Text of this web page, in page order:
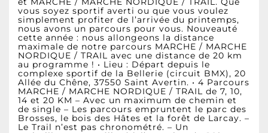
vous soyez sportif averti ou que vous voulez
simplement profiter de l’arrivée du printemps,
nous avons un parcours pour vous. Nouveauté
cette année : nous allongeons la distance
maximale de notre parcours MARCHE / MARCHE
NORDIQUE / TRAIL avec une distance de 20 km
au programme ! • Lieu : Départ depuis le
complexe sportif de la Bellerie (circuit BMX), 20
Allée du Chêne, 37550 Saint Avertin. • 4 Parcours
MARCHE / MARCHE NORDIQUE / TRAIL de 7, 10,
14 et 20 KM – Avec un maximum de chemin et
de single – Les parcours empruntent le parc des
Brosses, le bois des Hâtes et la forêt de Larcay. –
Le Trail n’est pas chronométré. – Un